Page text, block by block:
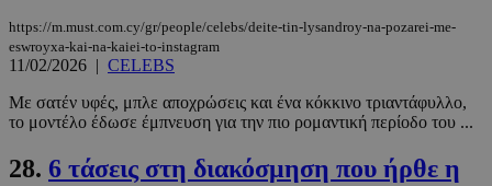
https://m.must.com.cy/gr/people/celebs/deite-tin-lysandroy-na-pozarei-me-
eswroyxa-kai-na-kaiei-to-instagram
11/02/2026 | CELEBS
Με σατέν υφές, μπλε αποχρώσεις και ένα κόκκινο τριαντάφυλλο,
το μοντέλο έδωσε έμπνευση για την πιο ρομαντική περίοδο του ...
28. 6 τάσεις στη διακόσμηση που ήρθε η